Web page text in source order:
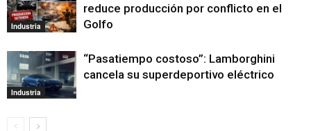
Industria
reduce producción por conflicto en el
Golfo
Industria
“Pasatiempo costoso”: Lamborghini
cancela su superdeportivo eléctrico